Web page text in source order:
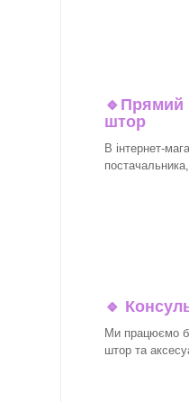
🔹 Прямий
штор
В інтернет-
🔹
Ми працюємо
штор та